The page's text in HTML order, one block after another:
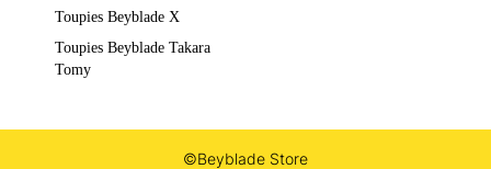
Toupies Beyblade X
Toupies Beyblade Takara
Tomy
©Beyblade Store